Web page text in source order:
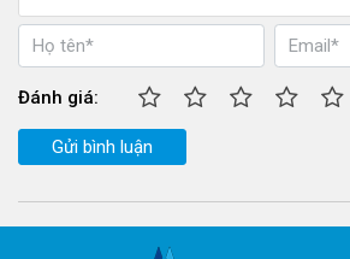
Đánh giá:
Gửi bình luận